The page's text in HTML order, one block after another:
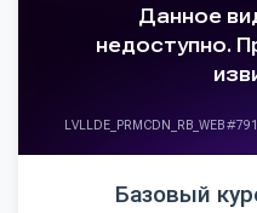
Базовый